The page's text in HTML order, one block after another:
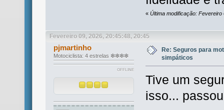
« Última modificação:
Fevereiro 09, 2026, 20:45:48, 20:45
pjmartinho
Motociclista: 4 estrelas ❇❇❇❇
OFFLINE
Re: Seguros para
simpáticos
Tive um
isso...